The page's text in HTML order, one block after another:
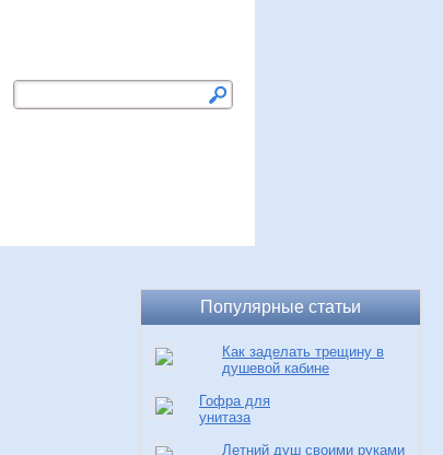
Популярные статьи
Как заделать трещину в
душевой кабине
Гофра для
унитаза
Летний душ своими руками